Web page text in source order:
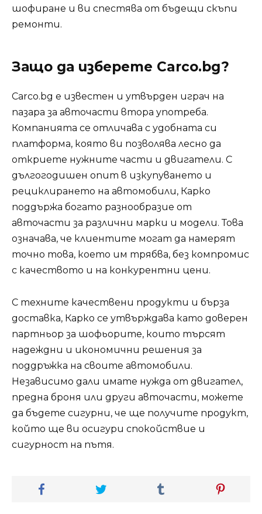
шофиране и ви спестява от бъдещи скъпи
ремонти.
Защо да изберете Carco.bg?
Carco.bg е известен и утвърден играч на
пазара за авточасти втора употреба.
Компанията се отличава с удобната си
платформа, която ви позволява лесно да
откриете нужните части и двигатели. С
дългогодишен опит в изкупуването и
рециклирането на автомобили, Карко
поддържа богато разнообразие от
авточасти за различни марки и модели. Това
означава, че клиентите могат да намерят
точно това, което им трябва, без компромис
с качеството и на конкурентни цени.
С техните качествени продукти и бърза
доставка, Карко се утвърждава като доверен
партньор за шофьорите, които търсят
надеждни и икономични решения за
поддръжка на своите автомобили.
Независимо дали имате нужда от двигател,
предна броня или други авточасти, можете
да бъдете сигурни, че ще получите продукт,
който ще ви осигури спокойствие и
сигурност на пътя.